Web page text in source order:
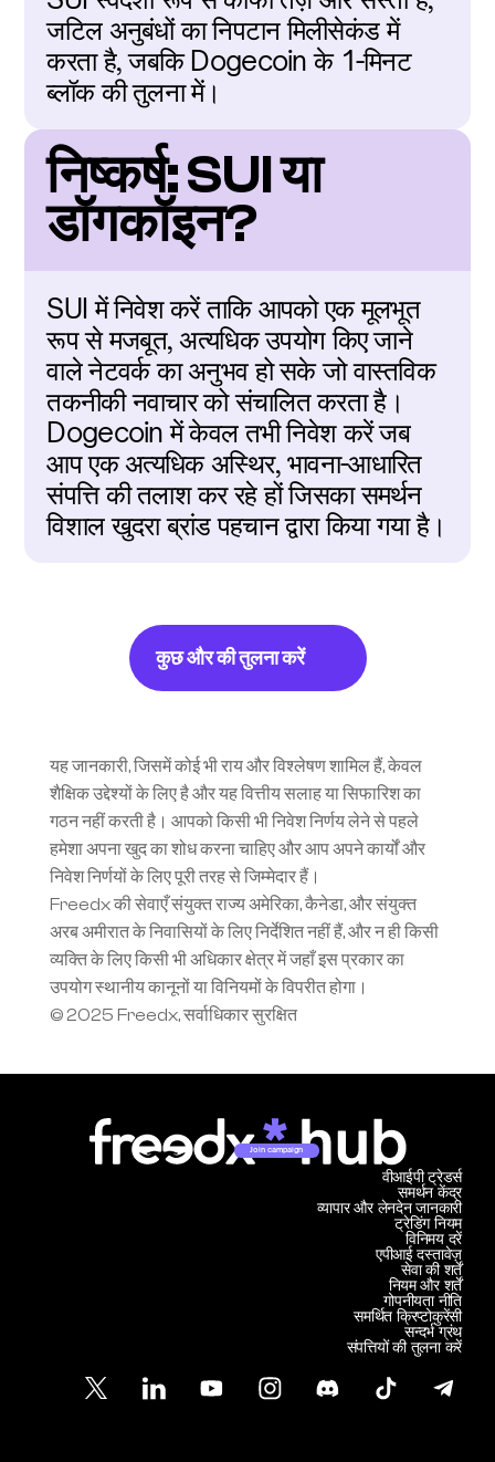
जटिल अनुबंधों का निपटान मिलीसेकंड में
करता है, जबकि Dogecoin के 1-मिनट
ब्लॉक की तुलना में।
निष्कर्ष: SUI या
डॉगकॉइन?
SUI में निवेश करें ताकि आपको एक मूलभूत
रूप से मजबूत, अत्यधिक उपयोग किए जाने
वाले नेटवर्क का अनुभव हो सके जो वास्तविक
तकनीकी नवाचार को संचालित करता है।
Dogecoin में केवल तभी निवेश करें जब
आप एक अत्यधिक अस्थिर, भावना-आधारित
संपत्ति की तलाश कर रहे हों जिसका समर्थन
विशाल खुदरा ब्रांड पहचान द्वारा किया गया है।
कुछ और की तुलना करें
यह जानकारी, जिसमें कोई भी राय और विश्लेषण शामिल हैं, केवल
शैक्षिक उद्देश्यों के लिए है और यह वित्तीय सलाह या सिफारिश का
गठन नहीं करती है। आपको किसी भी निवेश निर्णय लेने से पहले
हमेशा अपना खुद का शोध करना चाहिए और आप अपने कार्यों और
निवेश निर्णयों के लिए पूरी तरह से जिम्मेदार हैं।
Freedx की सेवाएँ संयुक्त राज्य अमेरिका, कैनेडा, और संयुक्त
अरब अमीरात के निवासियों के लिए निर्देशित नहीं हैं, और न ही किसी
व्यक्ति के लिए किसी भी अधिकार क्षेत्र में जहाँ इस प्रकार का
उपयोग स्थानीय कानूनों या विनियमों के विपरीत होगा।
© 2025 Freedx, सर्वाधिकार सुरक्षित
Join campaign
समर्थन केंद्र
व्यापार और लेनदेन जानकारी
वीआईपी ट्रेडर्स
ट्रेडिंग नियम
विनिमय दरें
एपीआई दस्तावेज़
सेवा की शर्तें
नियम और शर्तें
गोपनीयता नीति
समर्थित क्रिप्टोकुरेंसी
सन्दर्भ ग्रंथ
संपत्तियों की तुलना करें